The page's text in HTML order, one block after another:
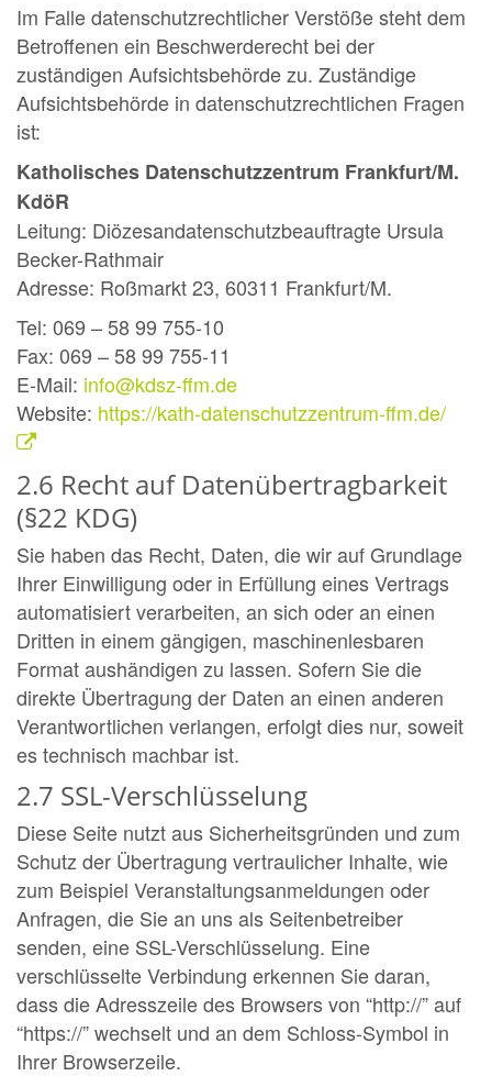
Im Falle datenschutzrechtlicher Verstöße steht dem
Betroffenen ein Beschwerderecht bei der
zuständigen Aufsichtsbehörde zu. Zuständige
Aufsichtsbehörde in datenschutzrechtlichen Fragen
ist:
Katholisches Datenschutzzentrum Frankfurt/M.
KdöR
Leitung: Diözesandatenschutzbeauftragte Ursula
Becker-Rathmair
Adresse: Roßmarkt 23, 60311 Frankfurt/M.
Tel: 069 – 58 99 755-10
Fax: 069 – 58 99 755-11
E-Mail: info@kdsz-ffm.de
Website: https://kath-datenschutzzentrum-ffm.de/
2.6 Recht auf Datenübertragbarkeit
(§22 KDG)
Sie haben das Recht, Daten, die wir auf Grundlage
Ihrer Einwilligung oder in Erfüllung eines Vertrags
automatisiert verarbeiten, an sich oder an einen
Dritten in einem gängigen, maschinenlesbaren
Format aushändigen zu lassen. Sofern Sie die
direkte Übertragung der Daten an einen anderen
Verantwortlichen verlangen, erfolgt dies nur, soweit
es technisch machbar ist.
2.7 SSL-Verschlüsselung
Diese Seite nutzt aus Sicherheitsgründen und zum
Schutz der Übertragung vertraulicher Inhalte, wie
zum Beispiel Veranstaltungsanmeldungen oder
Anfragen, die Sie an uns als Seitenbetreiber
senden, eine SSL-Verschlüsselung. Eine
verschlüsselte Verbindung erkennen Sie daran,
dass die Adresszeile des Browsers von “http://” auf
“https://” wechselt und an dem Schloss-Symbol in
Ihrer Browserzeile.